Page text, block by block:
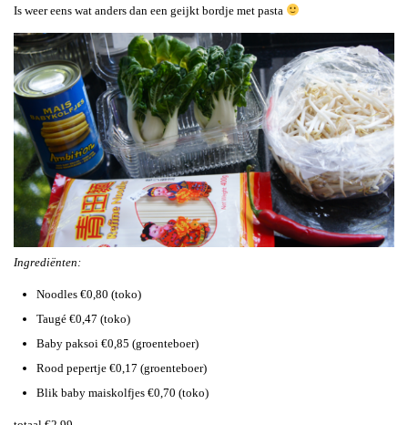
Is weer eens wat anders dan een geijkt bordje met pasta
Ingrediënten:
Noodles €0,80 (toko)
Taugé €0,47 (toko)
Baby paksoi €0,85 (groenteboer)
Rood pepertje €0,17 (groenteboer)
Blik baby maiskolfjes €0,70 (toko)